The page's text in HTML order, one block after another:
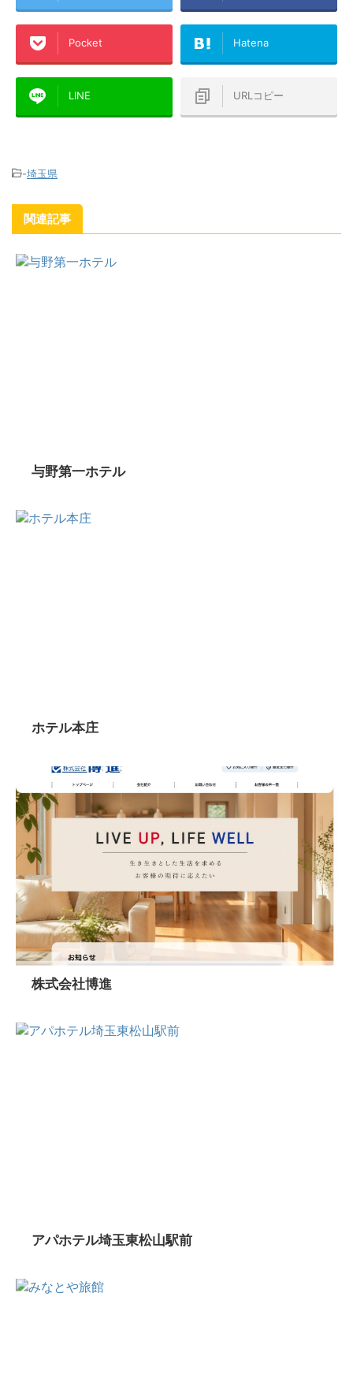
Pocket Hatena
LINE URLコピー
-埼玉県
関連記事
与野第一ホテル
ホテル本庄
株式会社博進
アパホテル埼玉東松山駅前